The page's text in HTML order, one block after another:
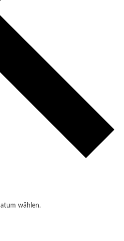
wählen.